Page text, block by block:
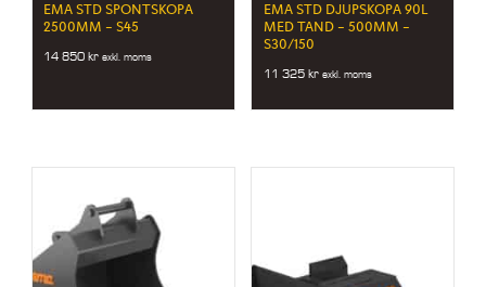
EMA STD SPONTSKOPA
2500MM – S45
14 850kr exkl. moms
EMA STD DJUPSKOPA 90L
MED TAND – 500MM –
S30/150
11 325 kr exkl. moms